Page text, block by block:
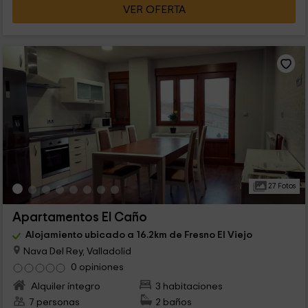
VER OFERTA
27 Fotos
Apartamentos El Caño
Alojamiento ubicado a 16.2km de Fresno El Viejo
Nava Del Rey, Valladolid
0 opiniones
Alquiler íntegro
3 habitaciones
7 personas
2 baños